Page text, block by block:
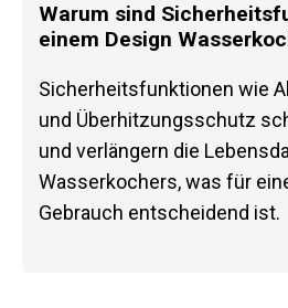
Warum sind
einem Design
Sicherheitsfunktionen wie
und Überhitzungsschutz
und verlängern die
Wasserkochers, was für
Gebrauch entscheidend ist.